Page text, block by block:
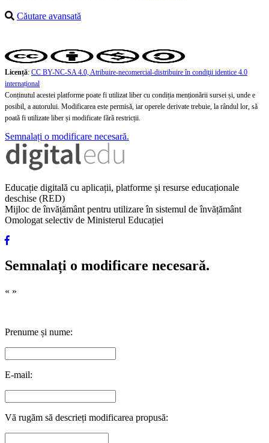
Căutare avansată
Licență: CC BY-NC-SA 4.0, Atribuire-necomercial-distribuire în condiţii identice 4.0
internațional
Conținutul acestei platforme poate fi utilizat liber cu condiția menționării sursei și, unde e
posibil, a autorului. Modificarea este permisă, iar operele derivate trebuie, la rândul lor, să
poată fi utilizate liber și modificate fără restricții.
Semnalați o modificare necesară.
Educație digitală cu aplicații, platforme și resurse educaționale
deschise (RED)
Mijloc de învățământ pentru utilizare în sistemul de învățământ
Omologat selectiv de Ministerul Educației
Semnalați o modificare necesară.
« »
Prenume și nume:
E-mail:
Vă rugăm să descrieți modificarea propusă: